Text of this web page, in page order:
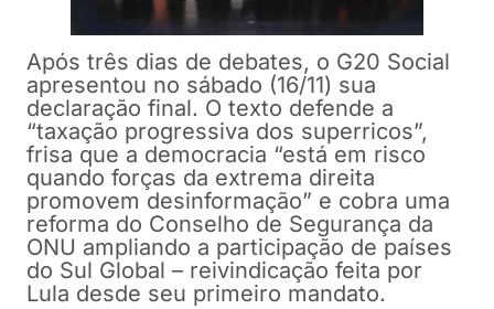
Após três dias de debates, o G20 Social
apresentou no sábado (16/11) sua
declaração final. O texto defende a
“taxação progressiva dos superricos”,
frisa que a democracia “está em risco
quando forças da extrema direita
promovem desinformação” e cobra uma
reforma do Conselho de Segurança da
ONU ampliando a participação de países
do Sul Global – reivindicação feita por
Lula desde seu primeiro mandato.